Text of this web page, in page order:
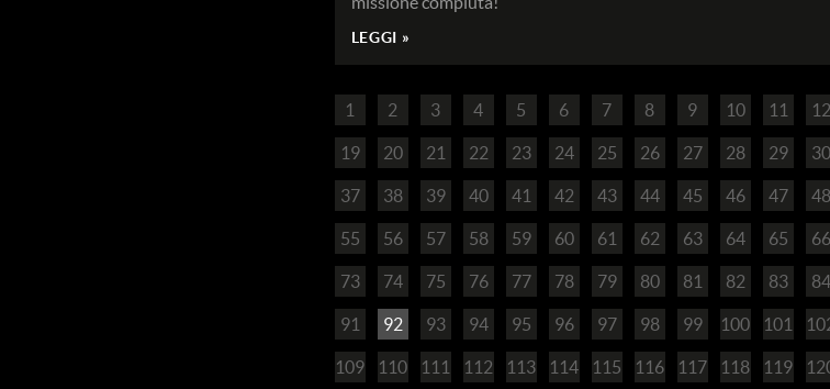
LEGGI »
1 2 3 4 5 6 7 8 9 10 11 12
19 20 21 22 23 24 25 26 27 28 29 30
37 38 39 40 41 42 43 44 45 46 47 48
55 56 57 58 59 60 61 62 63 64 65 66
73 74 75 76 77 78 79 80 81 82 83 84
91 92 93 94 95 96 97 98 99 100 101
109 110 111 112 113 114 115 116 117 118 119